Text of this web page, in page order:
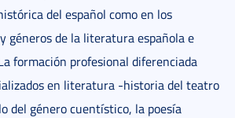
del español como en los
géneros de la literatura española e
formación profesional diferenciada
en literatura -historia del teatro
del género cuentístico, la poesía